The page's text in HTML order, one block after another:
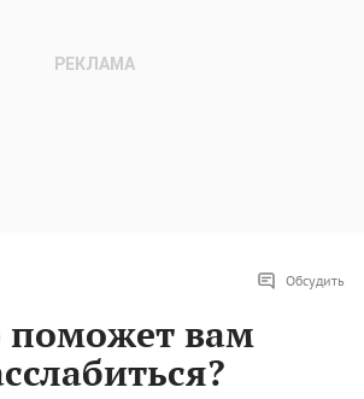
Обсудить
поможет вам